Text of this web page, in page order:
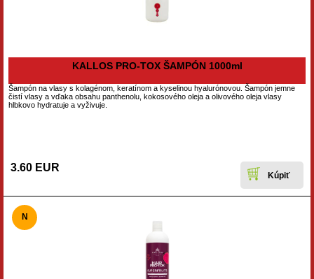
KALLOS PRO-TOX ŠAMPÓN 1000ml
Šampón na vlasy s kolagénom, keratínom a kyselinou hyalurónovou. Šampón jemne
čistí vlasy a vďaka obsahu panthenolu, kokosového oleja a olivového oleja vlasy
hlbkovo hydratuje a vyživuje.
3.60 EUR
N